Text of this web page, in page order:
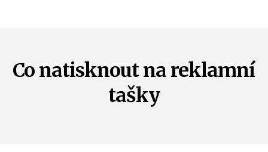
Co natisknout na reklamní
tašky